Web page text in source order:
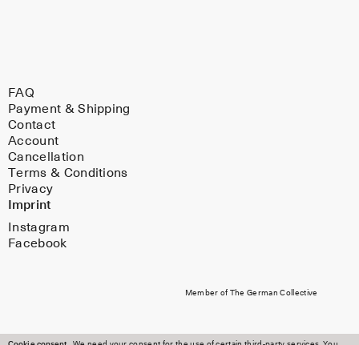
FAQ
Payment & Shipping
Contact
Account
Cancellation
Terms & Conditions
Privacy
Imprint
Member of The German Collective
Instagram
Facebook